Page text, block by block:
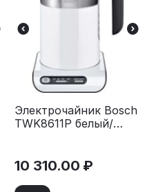
Электрочайник Bosch
TWK8611P белый/
10 310.00 ₽